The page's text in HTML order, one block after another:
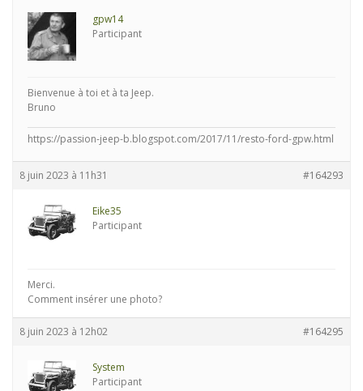
gpw14
Participant
Bienvenue à toi et à ta Jeep.
Bruno
https://passion-jeep-b.blogspot.com/2017/11/resto-ford-gpw.html
8 juin 2023 à 11h31 #164293
Eike35
Participant
Merci.
Comment insérer une photo?
8 juin 2023 à 12h02 #164295
System
Participant